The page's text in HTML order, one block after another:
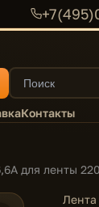
Контакты
для ленты
Лента